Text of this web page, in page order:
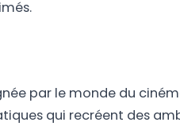
par le monde du
qui recréent des